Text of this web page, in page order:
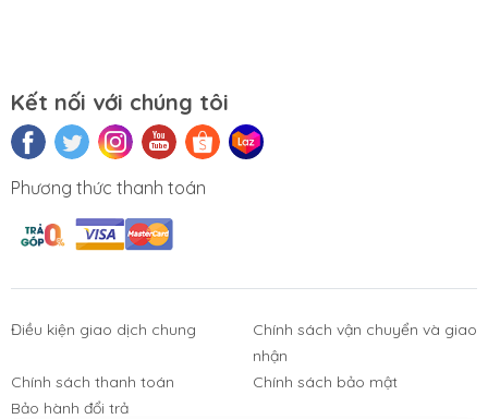
Nghe
Thiết Bị Điện
Kết nối với chúng tôi
Phương thức thanh toán
Điều kiện giao dịch chung
Chính sách vận chuyển và giao
nhận
Chính sách thanh toán
Chính sách bảo mật
Bảo hành đổi trả